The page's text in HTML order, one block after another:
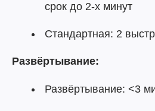
срок до 2-х минут
Стандартная: 2
Развёртывание:
Развёртывание: <3